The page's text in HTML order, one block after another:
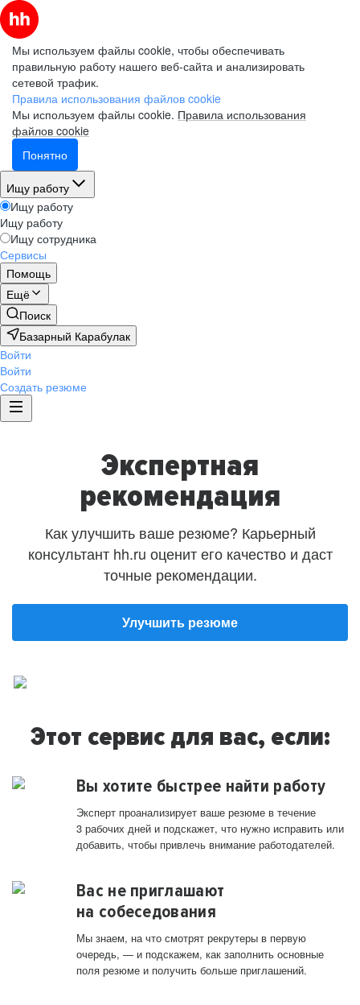
Мы используем файлы cookie, чтобы обеспечивать
правильную работу нашего веб-сайта и анализировать
сетевой трафик.
Правила использования файлов cookie
Мы используем файлы cookie. Правила использования
файлов cookie
Понятно
Ищу работу
Ищу работу
Ищу работу
Ищу сотрудника
Сервисы
Помощь
Ещё
Поиск
Базарный Карабулак
Войти
Войти
Создать резюме
Экспертная
рекомендация
Как улучшить ваше резюме? Карьерный
консультант hh.ru оценит его качество и даст
точные рекомендации.
Улучшить резюме
Этот сервис для вас, если:
Вы хотите быстрее найти работу
Эксперт проанализирует ваше резюме в течение
3 рабочих дней и подскажет, что нужно исправить или
добавить, чтобы привлечь внимание работодателей.
Вас не приглашают
на собеседования
Мы знаем, на что смотрят рекрутеры в первую
очередь, — и подскажем, как заполнить основные
поля резюме и получить больше приглашений.